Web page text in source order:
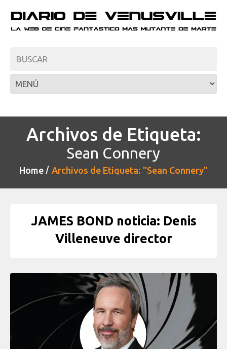
Archivos de Etiqueta:
Sean Connery
Home Archivos de Etiqueta: "Sean Connery"
JAMES BOND noticia: Denis
Villeneuve director